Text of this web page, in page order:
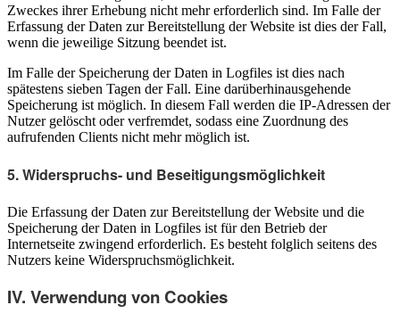
Zweckes ihrer Erhebung nicht mehr erforderlich sind. Im Falle der
Erfassung der Daten zur Bereitstellung der Website ist dies der Fall,
wenn die jeweilige Sitzung beendet ist.
Im Falle der Speicherung der Daten in Logfiles ist dies nach
spätestens sieben Tagen der Fall. Eine darüberhinausgehende
Speicherung ist möglich. In diesem Fall werden die IP-Adressen der
Nutzer gelöscht oder verfremdet, sodass eine Zuordnung des
aufrufenden Clients nicht mehr möglich ist.
5. Widerspruchs- und Beseitigungsmöglichkeit
Die Erfassung der Daten zur Bereitstellung der Website und die
Speicherung der Daten in Logfiles ist für den Betrieb der
Internetseite zwingend erforderlich. Es besteht folglich seitens des
Nutzers keine Widerspruchsmöglichkeit.
IV. Verwendung von Cookies